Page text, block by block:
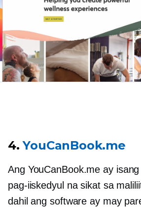
4.YouCanBook.me
Ang YouCanBook.me ay
pag-iiskedyul na sikat sa
dahil ang software ay may